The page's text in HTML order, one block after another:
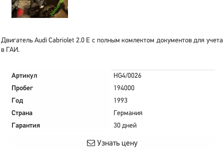
Двигатель Audi Cabriolet 2.0 E с полным комлектом документов для учета
в ГАИ.
Артикул
HG4/0026
Пробег
194000
Год
1993
Страна
Германия
Гарантия
30 дней
Узнать цену